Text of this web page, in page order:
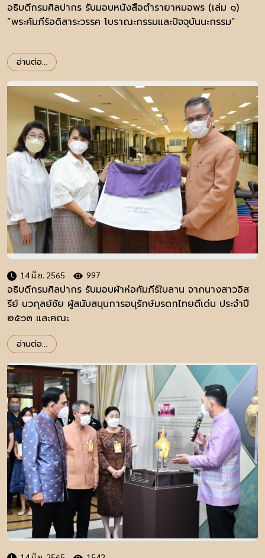
อธิบดีกรมศิลปากร รับมอบหนังสือตำรายาหมอพร (เล่ม ๑)
“พระคัมภีร์อดิสาระวรรค โบราณะกรรมและปัจจุบันนะกรรม”
อ่านต่อ...
14 มิ.ย. 2565 997
อธิบดีกรมศิลปากร รับมอบผ้าห่อคัมภีร์ใบลาน จากนางสาวอิส
รีย์ นวกุลย์ชัย ผู้สนับสนุนการอนุรักษ์มรดกไทยดีเด่น ประจำปี
๒๕๖๓ และคณะ
อ่านต่อ...